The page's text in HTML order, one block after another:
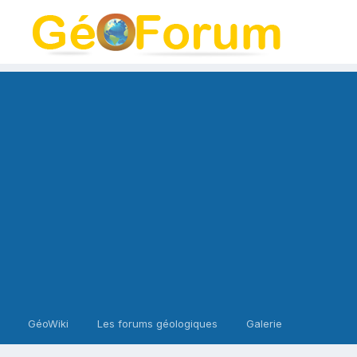
GéoWiki Les forums géologiques Galerie